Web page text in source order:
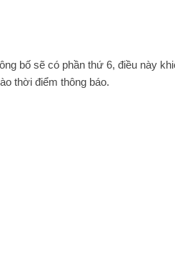
bố sẽ có phần thứ 6, điều này
thời điểm thông báo.